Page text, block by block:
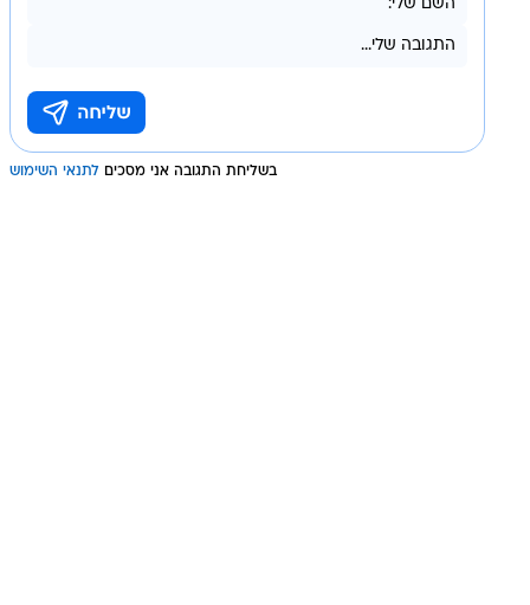
בשליחת התגובה אני מסכים לתנאי השימוש